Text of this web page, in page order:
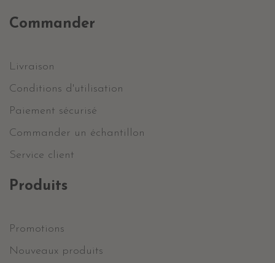
Commander
Livraison
Conditions d'utilisation
Paiement sécurisé
Commander un échantillon
Service client
Produits
Promotions
Nouveaux produits